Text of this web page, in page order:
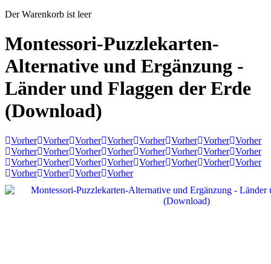
Der Warenkorb ist leer
Montessori-Puzzlekarten-
Alternative und Ergänzung -
Länder und Flaggen der Erde
(Download)
Vorher Vorher Vorher Vorher Vorher Vorher Vorher Vorher
Vorher Vorher Vorher Vorher Vorher Vorher Vorher Vorher
Vorher Vorher Vorher Vorher Vorher Vorher Vorher Vorher
Vorher Vorher Vorher Vorher